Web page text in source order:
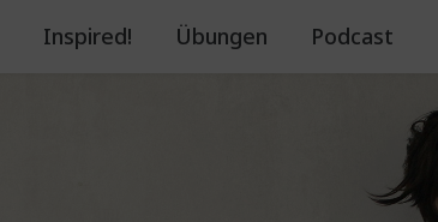
Inspired! Übungen Podcast